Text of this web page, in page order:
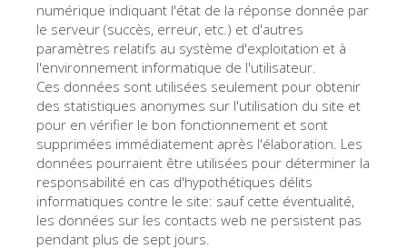
ENGLISH
中文
DEUTSCH
FRANÇAIS
ESPAÑOL
numérique indiquant l'état de la réponse donnée par
le serveur (succès, erreur, etc.) et d'autres
paramètres relatifs au système d'exploitation et à
l'environnement informatique de l'utilisateur.
Ces données sont utilisées seulement pour obtenir
des statistiques anonymes sur l'utilisation du site et
pour en vérifier le bon fonctionnement et sont
supprimées immédiatement après l'élaboration. Les
données pourraient être utilisées pour déterminer la
responsabilité en cas d'hypothétiques délits
informatiques contre le site: sauf cette éventualité,
les données sur les contacts web ne persistent pas
pendant plus de sept jours.